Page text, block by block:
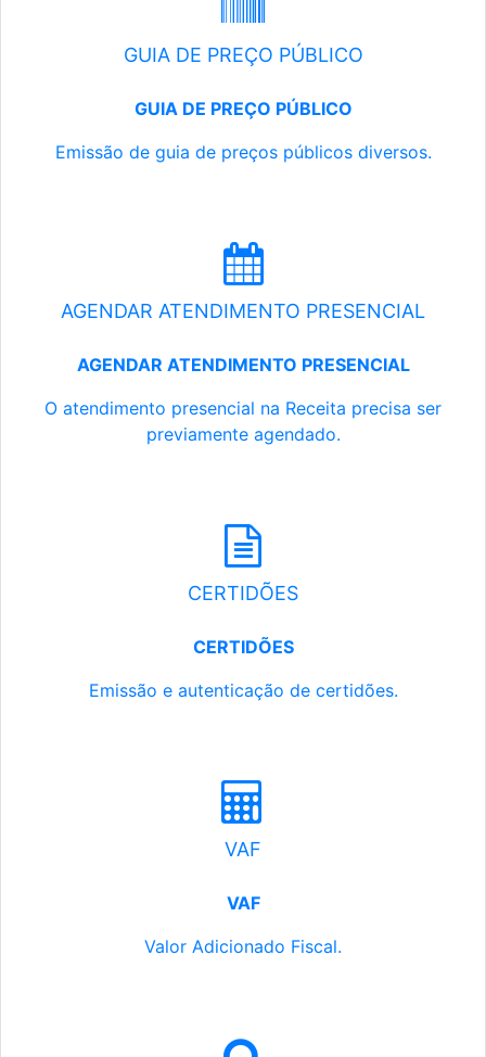
GUIA DE PREÇO PÚBLICO
GUIA DE PREÇO PÚBLICO
Emissão de guia de preços públicos diversos.
AGENDAR ATENDIMENTO PRESENCIAL
AGENDAR ATENDIMENTO PRESENCIAL
O atendimento presencial na Receita precisa ser
previamente agendado.
CERTIDÕES
CERTIDÕES
Emissão e autenticação de certidões.
VAF
VAF
Valor Adicionado Fiscal.